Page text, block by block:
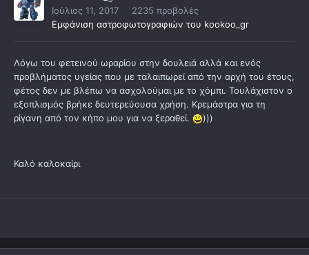
Ιούλιος 11, 2017
2235 προβολές
Εμφάνιση αστροφωτογραφιών του kookoo_gr
Λόγω του φετεινού ωραρίου στην δουλειά αλλά και ενός
προβλήματος υγείας που με ταλαιπωρεί από την αρχή του έτους,
φέτος δεν με βλέπω να ασχολούμαι με το χόμπι. Τουλάχιστον ο
εξοπλισμός βρήκε δευτερεύουσα χρήση. Κρεμάστρα για τη
ρίγανη από τον κήπο μου για να ξεραθεί.
)))
Καλό καλοκαίρι